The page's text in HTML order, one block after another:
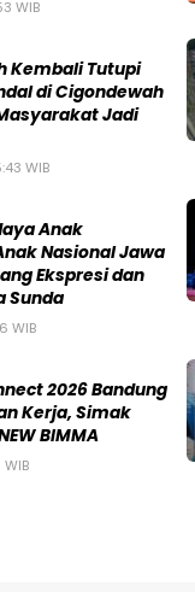
WIB
Kembali Tutupi
di Cigondewah
Jadi
WIB
Anak
Nasional Jawa
Ekspresi dan
Sunda
WIB
2026 Bandung
Kerja, Simak
BIMMA